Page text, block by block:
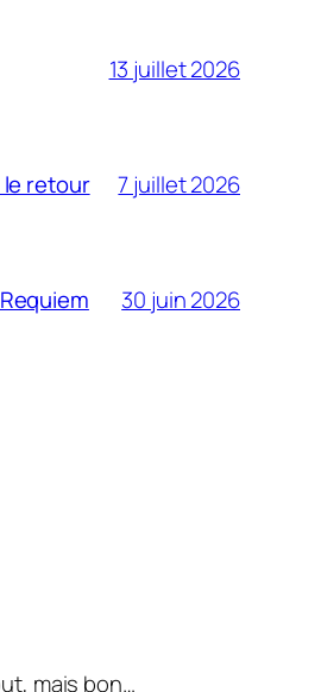
13 juillet 2026
le retour 7 juillet 2026
30 juin 2026
mais bon…